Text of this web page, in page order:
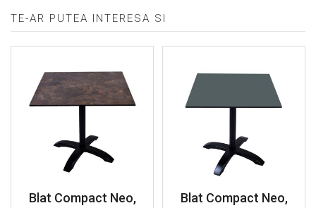
TE-AR PUTEA INTERESA SI
Blat Compact Neo,
Blat Compact Neo,